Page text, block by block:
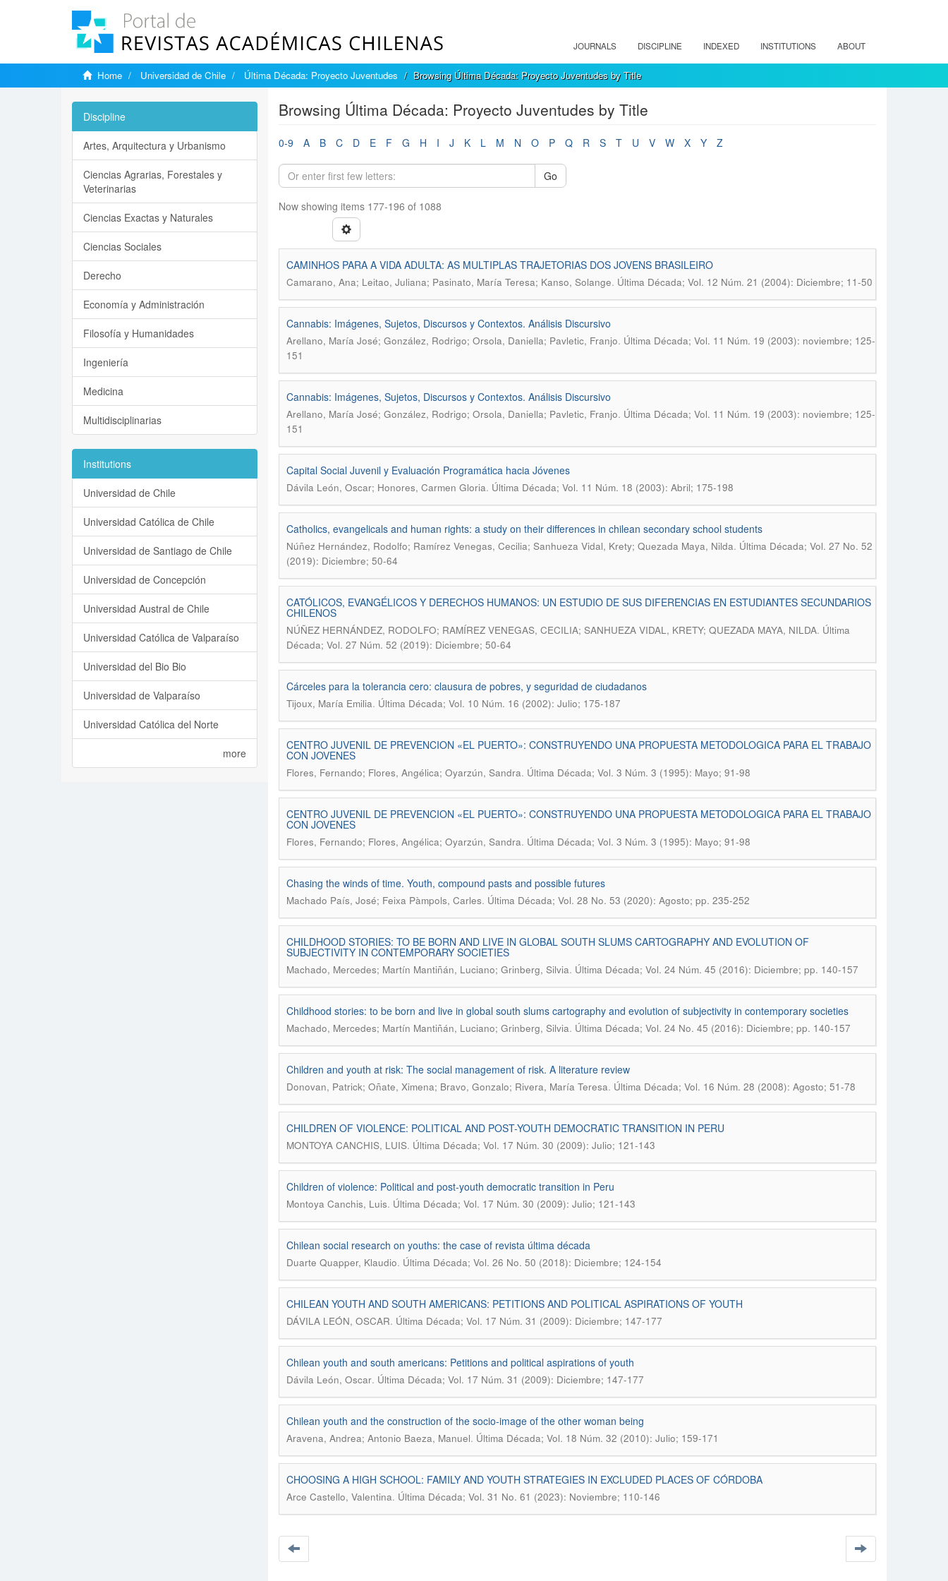
JOURNALS DISCIPLINE INDEXED INSTITUTIONS ABOUT
Home Universidad de Chile Última Década: Proyecto Juventudes Browsing Última Década: Proyecto Juventudes by Title
Browsing Última Década: Proyecto Juventudes by Title
0-9 A B C D E F G H I J K L M N O P Q R S T U V W X Y Z
Go
Now showing items 177-196 of 1088
CAMINHOS PARA A VIDA ADULTA: AS MULTIPLAS TRAJETORIAS DOS JOVENS BRASILEIRO
Camarano, Ana; Leitao, Juliana; Pasinato, María Teresa; Kanso, Solange. Última Década; Vol. 12 Núm. 21 (2004): Diciembre; 11-50
Cannabis: Imágenes, Sujetos, Discursos y Contextos. Análisis Discursivo
Arellano, María José; González, Rodrigo; Orsola, Daniella; Pavletic, Franjo. Última Década; Vol. 11 Núm. 19 (2003): noviembre; 125-
151
Cannabis: Imágenes, Sujetos, Discursos y Contextos. Análisis Discursivo
Arellano, María José; González, Rodrigo; Orsola, Daniella; Pavletic, Franjo. Última Década; Vol. 11 Núm. 19 (2003): noviembre; 125-
151
Capital Social Juvenil y Evaluación Programática hacia Jóvenes
Dávila León, Oscar; Honores, Carmen Gloria. Última Década; Vol. 11 Núm. 18 (2003): Abril; 175-198
Catholics, evangelicals and human rights: a study on their differences in chilean secondary school students
Núñez Hernández, Rodolfo; Ramírez Venegas, Cecilia; Sanhueza Vidal, Krety; Quezada Maya, Nilda. Última Década; Vol. 27 No. 52
(2019): Diciembre; 50-64
CATÓLICOS, EVANGÉLICOS Y DERECHOS HUMANOS: UN ESTUDIO DE SUS DIFERENCIAS EN ESTUDIANTES SECUNDARIOS
CHILENOS
NÚÑEZ HERNÁNDEZ, RODOLFO; RAMÍREZ VENEGAS, CECILIA; SANHUEZA VIDAL, KRETY; QUEZADA MAYA, NILDA. Última
Década; Vol. 27 Núm. 52 (2019): Diciembre; 50-64
Cárceles para la tolerancia cero: clausura de pobres, y seguridad de ciudadanos
Tijoux, María Emilia. Última Década; Vol. 10 Núm. 16 (2002): Julio; 175-187
CENTRO JUVENIL DE PREVENCION «EL PUERTO»: CONSTRUYENDO UNA PROPUESTA METODOLOGICA PARA EL TRABAJO
CON JOVENES
Flores, Fernando; Flores, Angélica; Oyarzún, Sandra. Última Década; Vol. 3 Núm. 3 (1995): Mayo; 91-98
CENTRO JUVENIL DE PREVENCION «EL PUERTO»: CONSTRUYENDO UNA PROPUESTA METODOLOGICA PARA EL TRABAJO
CON JOVENES
Flores, Fernando; Flores, Angélica; Oyarzún, Sandra. Última Década; Vol. 3 Núm. 3 (1995): Mayo; 91-98
Chasing the winds of time. Youth, compound pasts and possible futures
Machado País, José; Feixa Pàmpols, Carles. Última Década; Vol. 28 No. 53 (2020): Agosto; pp. 235-252
CHILDHOOD STORIES: TO BE BORN AND LIVE IN GLOBAL SOUTH SLUMS CARTOGRAPHY AND EVOLUTION OF
SUBJECTIVITY IN CONTEMPORARY SOCIETIES
Machado, Mercedes; Martín Mantiñán, Luciano; Grinberg, Silvia. Última Década; Vol. 24 Núm. 45 (2016): Diciembre; pp. 140-157
Childhood stories: to be born and live in global south slums cartography and evolution of subjectivity in contemporary societies
Machado, Mercedes; Martín Mantiñán, Luciano; Grinberg, Silvia. Última Década; Vol. 24 No. 45 (2016): Diciembre; pp. 140-157
Children and youth at risk: The social management of risk. A literature review
Donovan, Patrick; Oñate, Ximena; Bravo, Gonzalo; Rivera, María Teresa. Última Década; Vol. 16 Núm. 28 (2008): Agosto; 51-78
CHILDREN OF VIOLENCE: POLITICAL AND POST-YOUTH DEMOCRATIC TRANSITION IN PERU
MONTOYA CANCHIS, LUIS. Última Década; Vol. 17 Núm. 30 (2009): Julio; 121-143
Children of violence: Political and post-youth democratic transition in Peru
Montoya Canchis, Luis. Última Década; Vol. 17 Núm. 30 (2009): Julio; 121-143
Chilean social research on youths: the case of revista última década
Duarte Quapper, Klaudio. Última Década; Vol. 26 No. 50 (2018): Diciembre; 124-154
CHILEAN YOUTH AND SOUTH AMERICANS: PETITIONS AND POLITICAL ASPIRATIONS OF YOUTH
DÁVILA LEÓN, OSCAR. Última Década; Vol. 17 Núm. 31 (2009): Diciembre; 147-177
Chilean youth and south americans: Petitions and political aspirations of youth
Dávila León, Oscar. Última Década; Vol. 17 Núm. 31 (2009): Diciembre; 147-177
Chilean youth and the construction of the socio-image of the other woman being
Aravena, Andrea; Antonio Baeza, Manuel. Última Década; Vol. 18 Núm. 32 (2010): Julio; 159-171
CHOOSING A HIGH SCHOOL: FAMILY AND YOUTH STRATEGIES IN EXCLUDED PLACES OF CÓRDOBA
Arce Castello, Valentina. Última Década; Vol. 31 No. 61 (2023): Noviembre; 110-146
Discipline
Artes, Arquitectura y Urbanismo
Ciencias Agrarias, Forestales y
Veterinarias
Ciencias Exactas y Naturales
Ciencias Sociales
Derecho
Economía y Administración
Filosofía y Humanidades
Ingeniería
Medicina
Multidisciplinarias
Institutions
Universidad de Chile
Universidad Católica de Chile
Universidad de Santiago de Chile
Universidad de Concepción
Universidad Austral de Chile
Universidad Católica de Valparaíso
Universidad del Bio Bio
Universidad de Valparaíso
Universidad Católica del Norte
more